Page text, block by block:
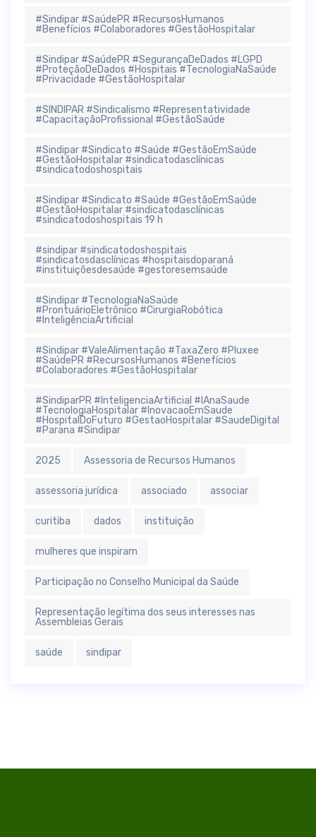
#Sindipar #SaúdePR #RecursosHumanos
#Benefícios #Colaboradores #GestãoHospitalar
#Sindipar #SaúdePR #SegurançaDeDados #LGPD
#ProteçãoDeDados #Hospitais #TecnologiaNaSaúde
#Privacidade #GestãoHospitalar
#SINDIPAR #Sindicalismo #Representatividade
#CapacitaçãoProfissional #GestãoSaúde
#Sindipar #Sindicato #Saúde #GestãoEmSaúde
#GestãoHospitalar #sindicatodasclínicas
#sindicatodoshospitais
#Sindipar #Sindicato #Saúde #GestãoEmSaúde
#GestãoHospitalar #sindicatodasclínicas
#sindicatodoshospitais 19 h
#sindipar #sindicatodoshospitais
#sindicatosdasclínicas #hospitaisdoparaná
#instituiçõesdesaúde #gestoresemsaúde
#Sindipar #TecnologiaNaSaúde
#ProntuárioEletrônico #CirurgiaRobótica
#InteligênciaArtificial
#Sindipar #ValeAlimentação #TaxaZero #Pluxee
#SaúdePR #RecursosHumanos #Benefícios
#Colaboradores #GestãoHospitalar
#SindiparPR #InteligenciaArtificial #IAnaSaude
#TecnologiaHospitalar #InovacaoEmSaude
#HospitalDoFuturo #GestaoHospitalar #SaudeDigital
#Parana #Sindipar
2025 Assessoria de Recursos Humanos
assessoria jurídica associado associar
curitiba dados instituição
mulheres que inspiram
Participação no Conselho Municipal da Saúde
Representação legítima dos seus interesses nas
Assembleias Gerais
saúde sindipar